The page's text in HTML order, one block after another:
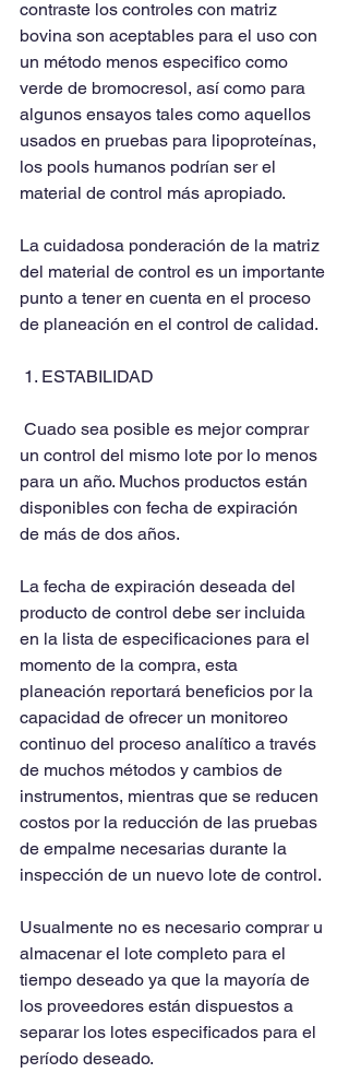
contraste los controles con matriz
bovina son aceptables para el uso con
un método menos especifico como
verde de bromocresol, así como para
algunos ensayos tales como aquellos
usados en pruebas para lipoproteínas,
los pools humanos podrían ser el
material de control más apropiado.
La cuidadosa ponderación de la matriz
del material de control es un importante
punto a tener en cuenta en el proceso
de planeación en el control de calidad.
1. ESTABILIDAD
un control del mismo lote por lo menos
para un año. Muchos productos están
disponibles con fecha de expiración
de más de dos años.
La fecha de expiración deseada del
producto de control debe ser incluida
en la lista de especificaciones para el
momento de la compra, esta
planeación reportará beneficios por la
capacidad de ofrecer un monitoreo
continuo del proceso analítico a través
de muchos métodos y cambios de
instrumentos, mientras que se reducen
costos por la reducción de las pruebas
de empalme necesarias durante la
inspección de un nuevo lote de control.
Usualmente no es necesario comprar u
almacenar el lote completo para el
tiempo deseado ya que la mayoría de
los proveedores están dispuestos a
separar los lotes especificados para el
período deseado.